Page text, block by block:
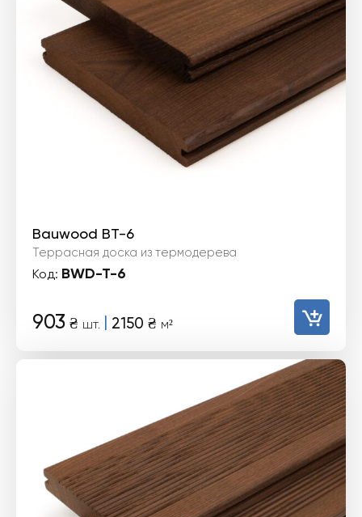
Bauwood BT-6
Террасная доска из термодерева
Код: BWD-T-6
903 ₴ шт. | 2150 ₴ м²